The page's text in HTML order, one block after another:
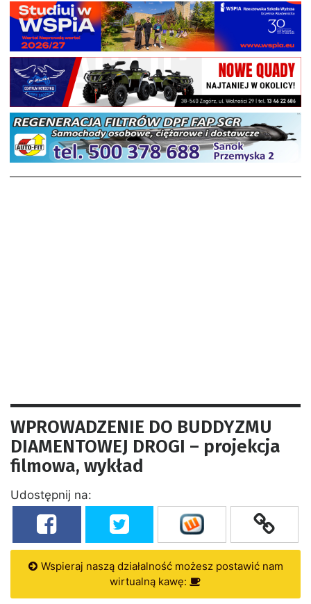
WPROWADZENIE DO BUDDYZMU
DIAMENTOWEJ DROGI – projekcja
filmowa, wykład
Udostępnij na:
Wspieraj naszą działalność możesz postawić nam
wirtualną kawę: